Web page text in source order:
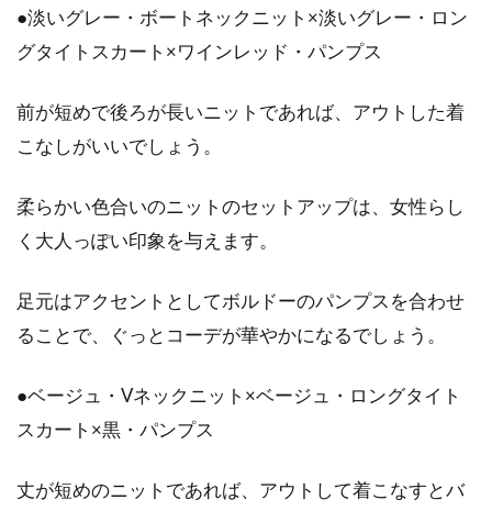
●淡いグレー・ボートネックニット×淡いグレー・ロン
グタイトスカート×ワインレッド・パンプス
前が短めで後ろが長いニットであれば、アウトした着
こなしがいいでしょう。
柔らかい色合いのニットのセットアップは、女性らし
く大人っぽい印象を与えます。
足元はアクセントとしてボルドーのパンプスを合わせ
ることで、ぐっとコーデが華やかになるでしょう。
●ベージュ・Vネックニット×ベージュ・ロングタイト
スカート×黒・パンプス
丈が短めのニットであれば、アウトして着こなすとバ